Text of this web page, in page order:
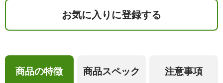
お気に入りに登録する
商品の特徴 商品スペック 注意事項